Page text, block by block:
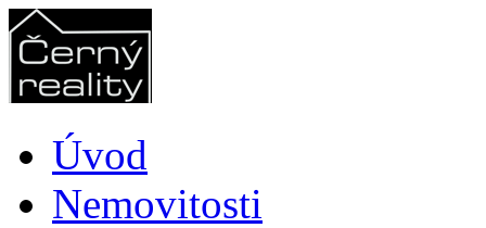
Úvod
Nemovitosti